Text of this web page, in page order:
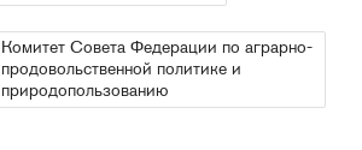
Комитет Совета Федерации по аграрно-
продовольственной политике и
природопользованию